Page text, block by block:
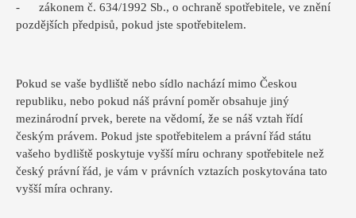
- zákonem č. 634/1992 Sb., o ochraně spotřebitele, ve znění
pozdějších předpisů, pokud jste spotřebitelem.
Pokud se vaše bydliště nebo sídlo nachází mimo Českou
republiku, nebo pokud náš právní poměr obsahuje jiný
mezinárodní prvek, berete na vědomí, že se náš vztah řídí
českým právem. Pokud jste spotřebitelem a právní řád státu
vašeho bydliště poskytuje vyšší míru ochrany spotřebitele než
český právní řád, je vám v právních vztazích poskytována tato
vyšší míra ochrany.